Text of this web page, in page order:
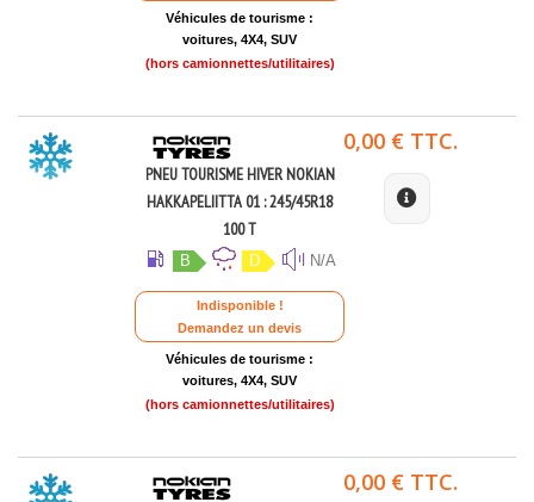
Véhicules de tourisme :
voitures, 4X4, SUV
(hors camionnettes/utilitaires)
PNEU TOURISME HIVER NOKIAN
HAKKAPELIITTA 01 : 245/45R18
100 T
B D N/A
Indisponible !
Demandez un devis
Véhicules de tourisme :
voitures, 4X4, SUV
(hors camionnettes/utilitaires)
0,00 € TTC.
0,00 € TTC.